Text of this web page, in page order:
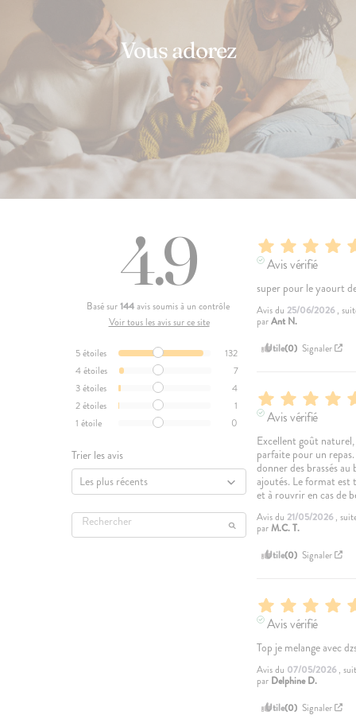
Vous adorez
4.9
Basé sur144avis soumis à un contrôle
Voir tous les avis sur ce site
5étoiles
132
4étoiles
7
3étoiles
4
2étoiles
1
1 étoile 0
Trier les avis
Avis vérifié
super pour le yaourt
Avis du25/06/2026 ,
parAnt N.
Utile(0) Signaler
Avis vérifié
Excellent goût
parfaite pour un
donner des brassés au
ajoutés. Le format est
et à rouvrir en cas de
Avis du21/05/2026 ,
parM.C. T.
Utile(0) Signaler
Avis vérifié
Top je melange avec
Avis du 07/05/2026 ,
par Delphine D.
Utile(0) Signaler